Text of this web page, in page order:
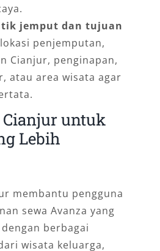
jemput dan tujuan
penjemputan,
Cianjur, penginapan,
atau area wisata agar
Cianjur untuk
Lebih
membantu pengguna
sewa Avanza yang
berbagai
wisata keluarga,